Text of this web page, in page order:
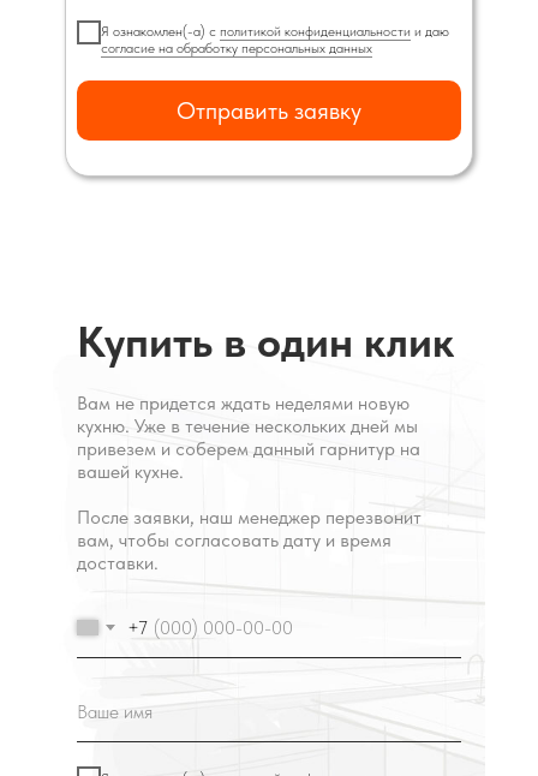
Я ознакомлен(-а) с политикой конфиденциальности и даю
согласие на обработку персональных данных
Отправить заявку
Вам не придется ждать неделями новую
кухню. Уже в течение нескольких дней мы
привезем и соберем данный гарнитур на
вашей кухне.
После заявки, наш менеджер перезвонит
вам, чтобы согласовать дату и время
доставки.
Купить в один клик
+7